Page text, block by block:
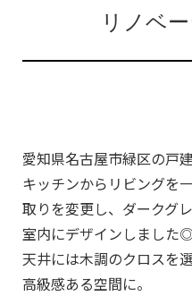
リノベ
愛知県名古屋市緑区の戸
キッチンからリビングを
取りを変更し、ダークグ
室内にデザインしました
天井には木調のクロスを
高級感ある空間に。